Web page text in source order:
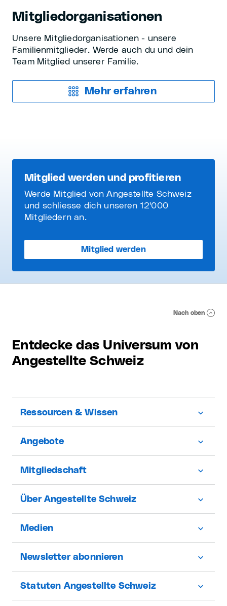
Mitgliedorganisationen
Unsere Mitgliedorganisationen - unsere
Familienmitglieder. Werde auch du und dein
Team Mitglied unserer Familie.
Mehr erfahren
Mitglied werden und profitieren
Werde Mitglied von Angestellte Schweiz
und schliesse dich unseren 12'000
Mitgliedern an.
Mitglied werden
Nach oben
Entdecke das Universum von
Angestellte Schweiz
Ressourcen & Wissen
Angebote
Mitgliedschaft
Über Angestellte Schweiz
Medien
Newsletter abonnieren
Statuten Angestellte Schweiz